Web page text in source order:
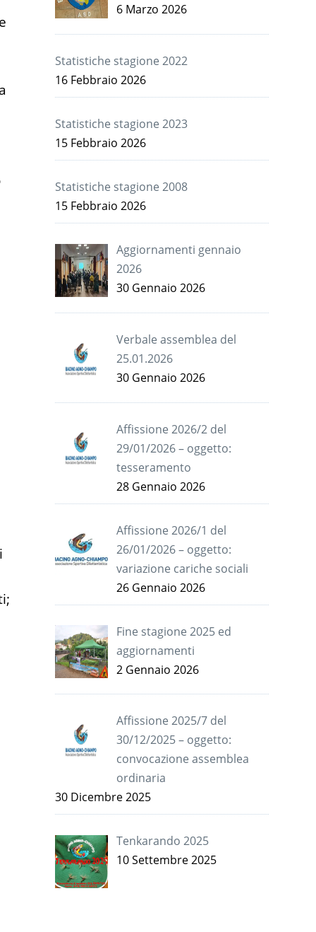
6 Marzo 2026
Statistiche stagione 2022
16 Febbraio 2026
Statistiche stagione 2023
15 Febbraio 2026
Statistiche stagione 2008
15 Febbraio 2026
Aggiornamenti gennaio
2026
30 Gennaio 2026
Verbale assemblea del
25.01.2026
30 Gennaio 2026
Affissione 2026/2 del
29/01/2026 – oggetto:
tesseramento
28 Gennaio 2026
Affissione 2026/1 del
26/01/2026 – oggetto:
variazione cariche sociali
26 Gennaio 2026
Fine stagione 2025 ed
aggiornamenti
2 Gennaio 2026
Affissione 2025/7 del
30/12/2025 – oggetto:
convocazione assemblea
ordinaria
30 Dicembre 2025
Tenkarando 2025
10 Settembre 2025